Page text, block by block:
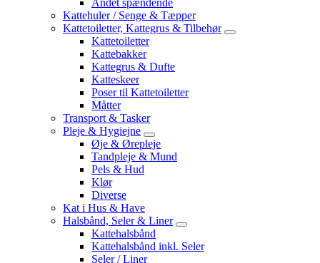
Kattehuler / Senge & Tæpper
Kattetoiletter, Kattegrus & Tilbehør
Kattetoiletter
Kattebakker
Kattegrus & Dufte
Katteskeer
Poser til Kattetoiletter
Måtter
Transport & Tasker
Pleje & Hygiejne
Øje & Ørepleje
Tandpleje & Mund
Pels & Hud
Klør
Diverse
Kat i Hus & Have
Halsbånd, Seler & Liner
Kattehalsbånd
Kattehalsbånd inkl. Seler
Seler / Liner